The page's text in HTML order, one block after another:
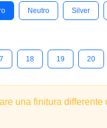
Neutro Silver
18 19 20
una finitura